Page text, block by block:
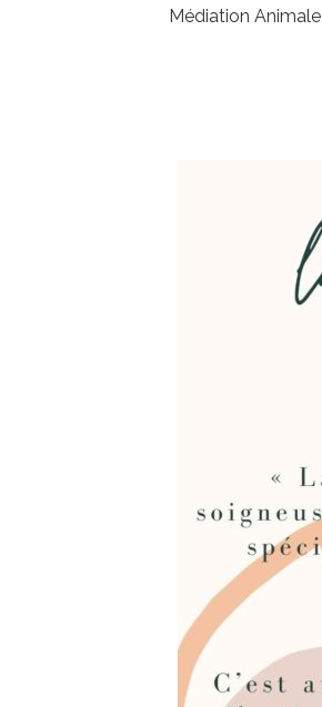
Médiation Animale